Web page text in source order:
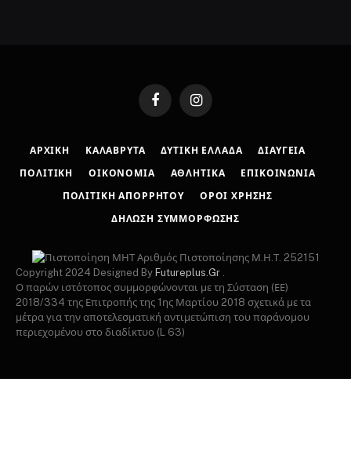
FacebookInstagram
ΑΡΧΙΚΉ ΚΑΛΆΒΡΥΤΑ ΔΥΤΙΚΉ ΕΛΛΆΔΑ ΔΙΑΎΓΕΙΑ
ΠΟΛΙΤΙΚΉ ΟΙΚΟΝΟΜΊΑ ΑΘΛΗΤΙΚΆ ΕΠΙΚΟΙΝΩΝΊΑ
ΠΟΛΙΤΙΚΉ ΑΠΟΡΡΉΤΟΥ ΌΡΟΙ ΧΡΉΣΗΣ
ΔΉΛΩΣΗ ΣΥΜΜΌΡΦΩΣΗΣ
Αριθμός Πιστοποίησης Μ.Η.Τ. 252151
Copyright 2024 Designed By Futureplus.Gr .
Ο παρών ιστότοπος συμμορφώνονται με τη Σύσταση (ΕΕ)
2018/334 της Επιτροπής της 1ης Μαρτίου 2018 σχετικά με τα
μέτρα για την αποτελεσματική αντιμετώπιση του παράνομου
περιεχομένου στο διαδίκτυο (L 63)